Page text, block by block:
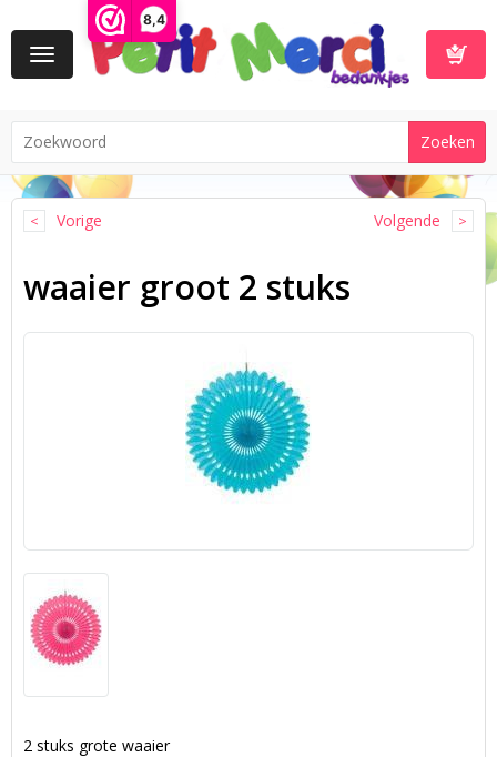
8,4
Toggle
navigation
Vorige Volgende
waaier groot 2 stuks
2 stuks grote waaier